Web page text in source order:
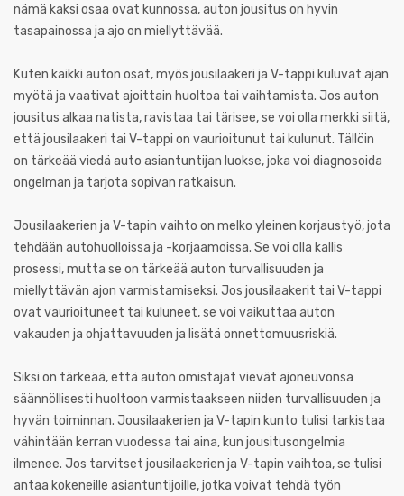
nämä kaksi osaa ovat kunnossa, auton jousitus on hyvin
tasapainossa ja ajo on miellyttävää.
Kuten kaikki auton osat, myös jousilaakeri ja V-tappi kuluvat ajan
myötä ja vaativat ajoittain huoltoa tai vaihtamista. Jos auton
jousitus alkaa natista, ravistaa tai tärisee, se voi olla merkki siitä,
että jousilaakeri tai V-tappi on vaurioitunut tai kulunut. Tällöin
on tärkeää viedä auto asiantuntijan luokse, joka voi diagnosoida
ongelman ja tarjota sopivan ratkaisun.
Jousilaakerien ja V-tapin vaihto on melko yleinen korjaustyö, jota
tehdään autohuolloissa ja -korjaamoissa. Se voi olla kallis
prosessi, mutta se on tärkeää auton turvallisuuden ja
miellyttävän ajon varmistamiseksi. Jos jousilaakerit tai V-tappi
ovat vaurioituneet tai kuluneet, se voi vaikuttaa auton
vakauden ja ohjattavuuden ja lisätä onnettomuusriskiä.
Siksi on tärkeää, että auton omistajat vievät ajoneuvonsa
säännöllisesti huoltoon varmistaakseen niiden turvallisuuden ja
hyvän toiminnan. Jousilaakerien ja V-tapin kunto tulisi tarkistaa
vähintään kerran vuodessa tai aina, kun jousitusongelmia
ilmenee. Jos tarvitset jousilaakerien ja V-tapin vaihtoa, se tulisi
antaa kokeneille asiantuntijoille, jotka voivat tehdä työn